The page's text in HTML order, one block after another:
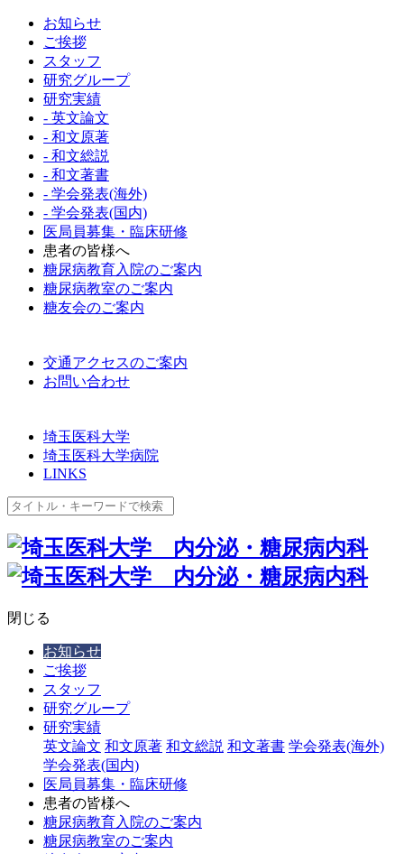
お知らせ
ご挨拶
スタッフ
研究グループ
研究実績
- 英文論文
- 和文原著
- 和文総説
- 和文著書
- 学会発表(海外)
- 学会発表(国内)
医局員募集・臨床研修
患者の皆様へ
糖尿病教育入院のご案内
糖尿病教室のご案内
糖友会のご案内
交通アクセスのご案内
お問い合わせ
埼玉医科大学
埼玉医科大学病院
LINKS
閉じる
お知らせ
ご挨拶
スタッフ
研究グループ
研究実績
英文論文 和文原著 和文総説 和文著書 学会発表(海外)
学会発表(国内)
医局員募集・臨床研修
患者の皆様へ
糖尿病教育入院のご案内
糖尿病教室のご案内